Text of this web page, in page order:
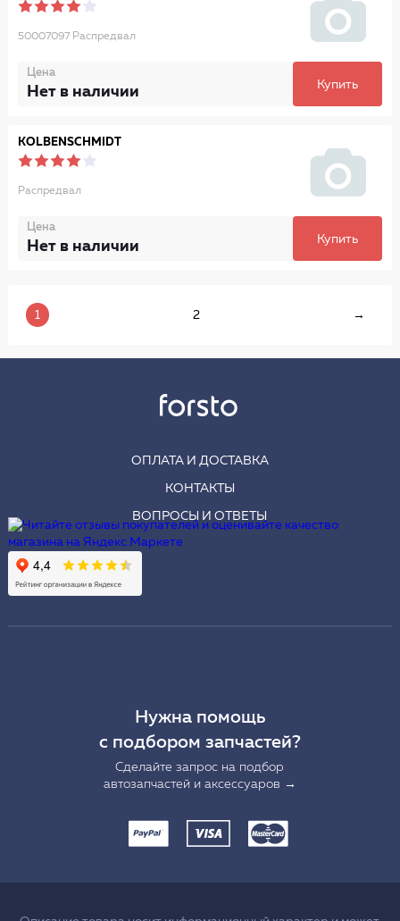
50007097 Распредвал
Цена
Нет в наличии Купить
KOLBENSCHMIDT
Распредвал
Цена
Нет в наличии Купить
1 2 →
ОПЛАТА И ДОСТАВКА
КОНТАКТЫ
ВОПРОСЫ И ОТВЕТЫ
Нужна помощь
с подбором запчастей?
Сделайте запрос на подбор
автозапчастей и аксессуаров →